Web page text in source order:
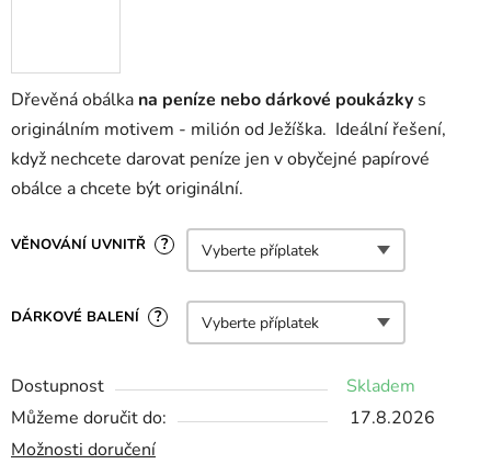
Dřevěná obálka na peníze nebo dárkové poukázky s
originálním motivem - milión od Ježíška. Ideální řešení,
když nechcete darovat peníze jen v obyčejné papírové
obálce a chcete být originální.
VĚNOVÁNÍ UVNITŘ ?
DÁRKOVÉ BALENÍ ?
Dostupnost
Skladem
Můžeme doručit do:
17.8.2026
Možnosti doručení